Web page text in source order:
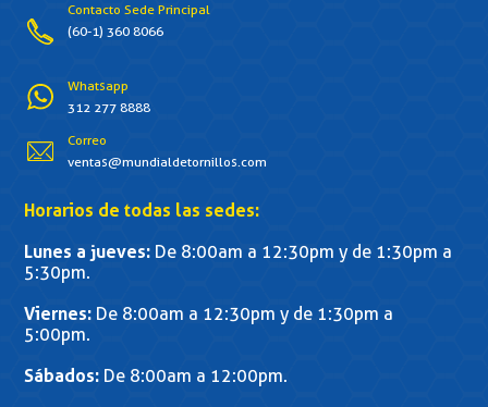
Contacto Sede Principal
(60-1) 360 8066
Whatsapp
312 277 8888
Correo
ventas@mundialdetornillos.com
Horarios de todas las sedes:
Lunes a jueves: De 8:00am a 12:30pm y de 1:30pm a
5:30pm.
Viernes: De 8:00am a 12:30pm y de 1:30pm a
5:00pm.
Sábados: De 8:00am a 12:00pm.